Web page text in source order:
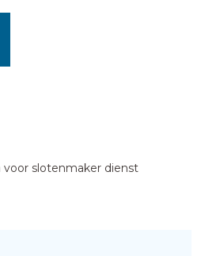
voor slotenmaker dienst